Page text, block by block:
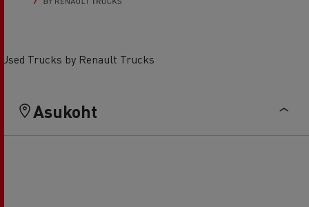
Used Trucks by Renault Trucks
Asukoht